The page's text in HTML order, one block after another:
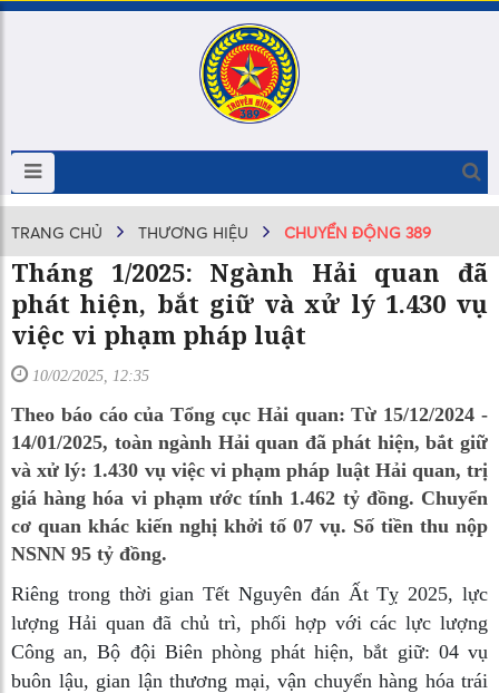
TRANG CHỦ THƯƠNG HIỆU CHUYỂN ĐỘNG 389
Tháng 1/2025: Ngành Hải quan đã
phát hiện, bắt giữ và xử lý 1.430 vụ
việc vi phạm pháp luật
10/02/2025, 12:35
Theo báo cáo của Tổng cục Hải quan: Từ 15/12/2024 -
14/01/2025, toàn ngành Hải quan đã phát hiện, bắt giữ
và xử lý: 1.430 vụ việc vi phạm pháp luật Hải quan, trị
giá hàng hóa vi phạm ước tính 1.462 tỷ đồng. Chuyển
cơ quan khác kiến nghị khởi tố 07 vụ. Số tiền thu nộp
NSNN 95 tỷ đồng.
Riêng trong thời gian Tết Nguyên đán Ất Tỵ 2025, lực
lượng Hải quan đã chủ trì, phối hợp với các lực lượng
Công an, Bộ đội Biên phòng phát hiện, bắt giữ: 04 vụ
buôn lậu, gian lận thương mại, vận chuyển hàng hóa trái